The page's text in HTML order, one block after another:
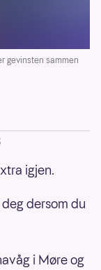
gevinsten sammen
igjen.
dersom du
i Møre og